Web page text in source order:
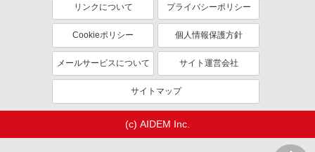
リンクについて プライバシーポリシー
Cookieポリシー 個人情報保護方針
メールサービスについて サイト運営会社
サイトマップ
(c) AIDEM Inc.